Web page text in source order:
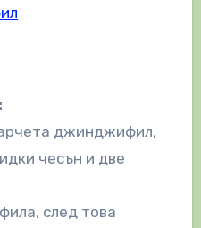
джинджифил,
чесън и две
след това